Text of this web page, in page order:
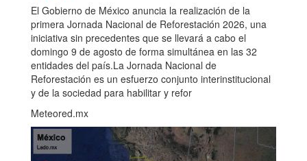
El Gobierno de México anuncia la realización de la
primera Jornada Nacional de Reforestación 2026, una
iniciativa sin precedentes que se llevará a cabo el
domingo 9 de agosto de forma simultánea en las 32
entidades del país.La Jornada Nacional de
Reforestación es un esfuerzo conjunto interinstitucional
y de la sociedad para habilitar y refor
Meteored.mx